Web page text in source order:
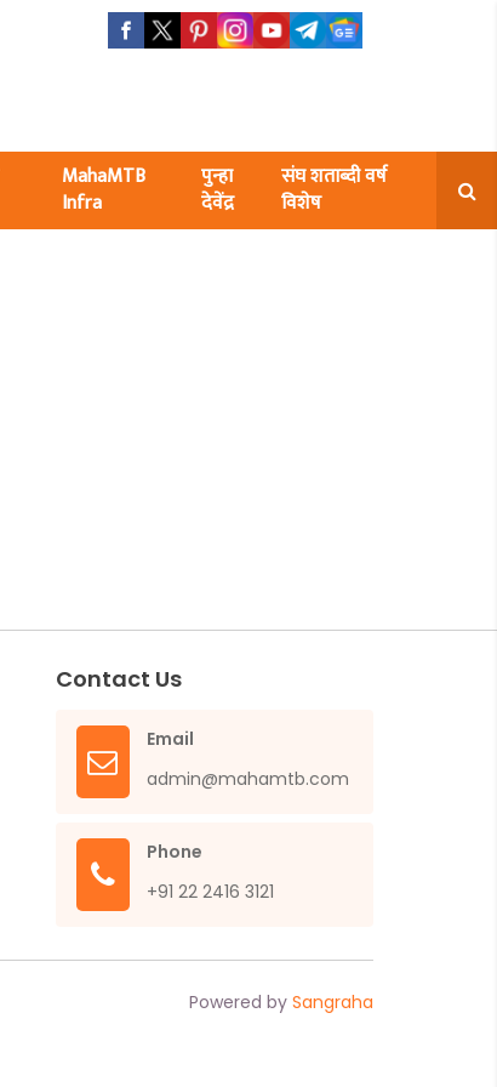
MahaMTB
Infra
पुन्हा
देवेंद्र
संघ शताब्दी वर्ष
विशेष
Contact Us
Email
admin@mahamtb.com
Phone
+91 22 2416 3121
Powered by Sangraha